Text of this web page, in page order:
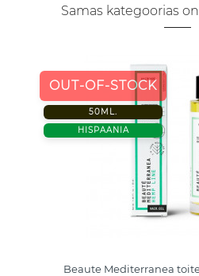
Samas kategoorias
OUT-OF-STOCK
50ML.
HISPAANIA
Beaute Mediterranea